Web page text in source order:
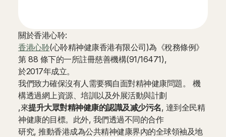
關於香港心聆:
香港心聆(心聆精神健康香港有限公司)為《稅務條例》
第 88 條下的一所註冊慈善機構(91/16471),
於2017年成立。
我們致力確保沒有人需要獨自面對精神健康問題。 機
構透過網上資源、培訓以及外展活動與計劃
,來提升大眾對精神健康的認識及减少污名, 達到全民精
神健康的目標。此外, 我們透過不同的合作
研究, 推動香港成為公共精神健康界內的全球領袖及地